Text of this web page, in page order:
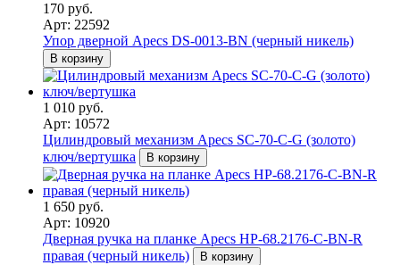
170 руб.
Арт: 22592
Упор дверной Apecs DS-0013-BN (черный никель)
В корзину
1 010 руб.
Арт: 10572
Цилиндровый механизм Apecs SC-70-C-G (золото)
ключ/вертушка
В корзину
1 650 руб.
Арт: 10920
Дверная ручка на планке Apecs HP-68.2176-C-BN-R
правая (черный никель)
В корзину